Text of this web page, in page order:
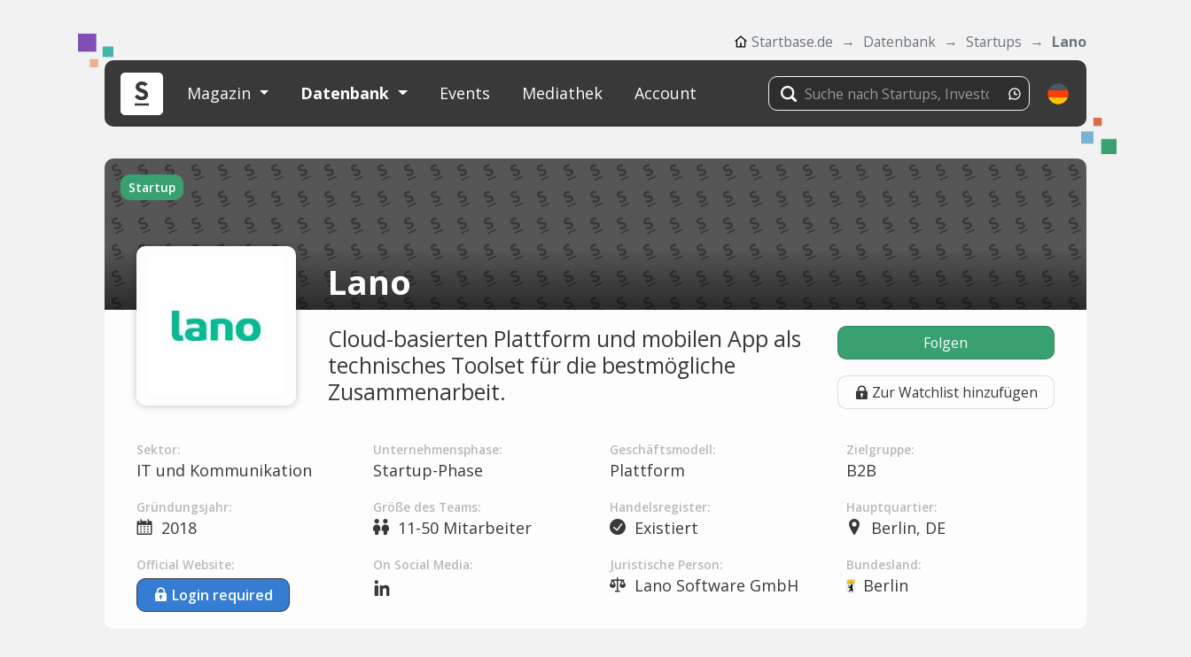
Startbase.de Datenbank Startups Lano
Magazin Datenbank Events Mediathek Account
Startup
Lano
Cloud-basierten Plattform und mobilen App als
technisches Toolset für die bestmögliche
Zusammenarbeit.
Folgen
Zur Watchlist hinzufügen
Sektor:
IT und Kommunikation
Unternehmensphase:
Startup-Phase
Geschäftsmodell:
Plattform
Zielgruppe:
B2B
Gründungsjahr:
2018
Größe des Teams:
11-50 Mitarbeiter
Handelsregister:
Existiert
Hauptquartier:
Berlin, DE
Official Website:
Login required
On Social Media: Juristische Person:
Lano Software GmbH
Bundesland:
Berlin